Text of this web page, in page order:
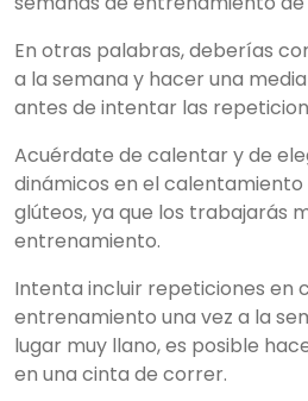
En otras palabras, deberías
a la semana y hacer una
antes de intentar las
Acuérdate de calentar y de
dinámicos en el calentamiento
glúteos, ya que los trabajarás
entrenamiento.
Intenta incluir repeticiones en
entrenamiento una vez a la
lugar muy llano, es posible
en una cinta de correr.